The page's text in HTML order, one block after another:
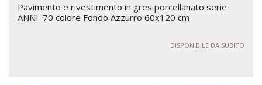
Pavimento e rivestimento in gres porcellanato serie
ANNI '70 colore Fondo Azzurro 60x120 cm
DISPONIBILE DA SUBITO